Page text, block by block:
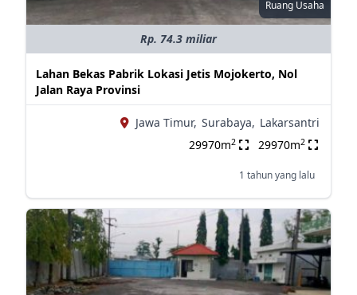
Ruang Usaha
Rp. 74.3 miliar
Lahan Bekas Pabrik Lokasi Jetis Mojokerto, Nol
Jalan Raya Provinsi
Jawa Timur, Surabaya, Lakarsantri
29970m2 29970m2
1 tahun yang lalu